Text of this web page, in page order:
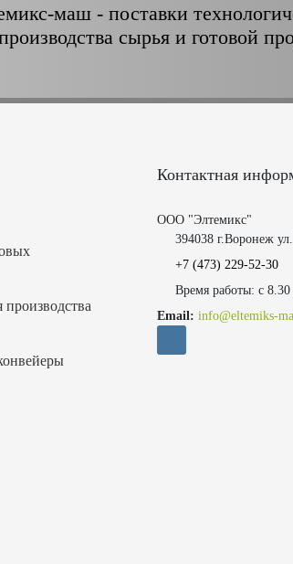
маш - поставки
сырья и готовой
Контактная
ООО "Элтемикс"
394038 г.Воронеж
+7 (473) 229-52-30
Время работы: с
Email: info@eltemiks-